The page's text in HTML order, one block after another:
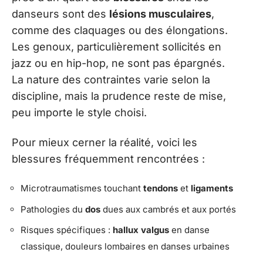
danseurs sont des lésions musculaires,
comme des claquages ou des élongations.
Les genoux, particulièrement sollicités en
jazz ou en hip-hop, ne sont pas épargnés.
La nature des contraintes varie selon la
discipline, mais la prudence reste de mise,
peu importe le style choisi.
Pour mieux cerner la réalité, voici les
blessures fréquemment rencontrées :
Microtraumatismes touchant tendons et ligaments
Pathologies du dos dues aux cambrés et aux portés
Risques spécifiques : hallux valgus en danse
classique, douleurs lombaires en danses urbaines